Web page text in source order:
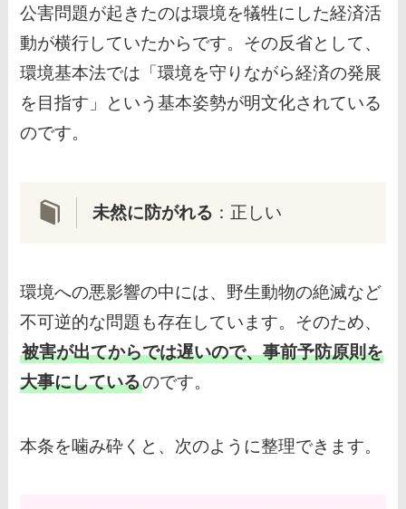
公害問題が起きたのは環境を犠牲にした経済活
動が横行していたからです。その反省として、
環境基本法では「環境を守りながら経済の発展
を目指す」という基本姿勢が明文化されている
のです。
未然に防がれる ：正しい
環境への悪影響の中には、野生動物の絶滅など
不可逆的な問題も存在しています。そのため、
被害が出てからでは遅いので、事前予防原則を
大事にしているのです。
本条を噛み砕くと、次のように整理できます。